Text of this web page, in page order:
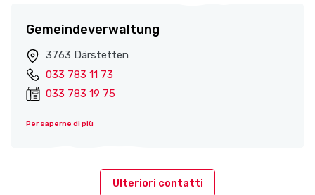
Gemeindeverwaltung
3763 Därstetten
033 783 11 73
033 783 19 75
Per saperne di più
Ulteriori contatti